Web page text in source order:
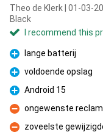
Theo de Klerk | 01-03-
Black
I recommend this
Pro
lange batterij
Pro
voldoende opslag
Pro
Android 15
Con
ongewenste
zoveelste